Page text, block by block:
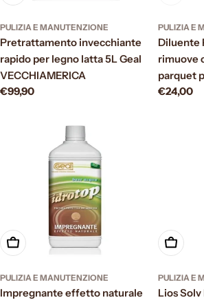
PULIZIA E MANUTENZIONE
Pretrattamento invecchiante
rapido per legno latta 5L Geal
VECCHIAMERICA
Prezzo
€99,90
PULIZIA E
Diluente
rimuove
parquet
Prezzo
€24,00
Aggiungi al carrello
PULIZIA E MANUTENZIONE
Impregnante effetto naturale
Scegli
PULIZIA E
Lios